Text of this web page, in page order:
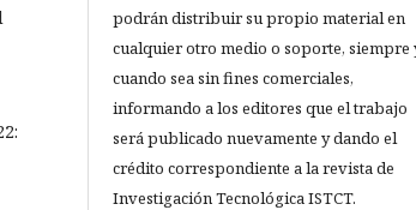
podrán distribuir su propio material en
cualquier otro medio o soporte, siempre
cuando sea sin fines comerciales,
informando a los editores que el trabajo
será publicado nuevamente y dando el
crédito correspondiente a la revista de
Investigación Tecnológica ISTCT.